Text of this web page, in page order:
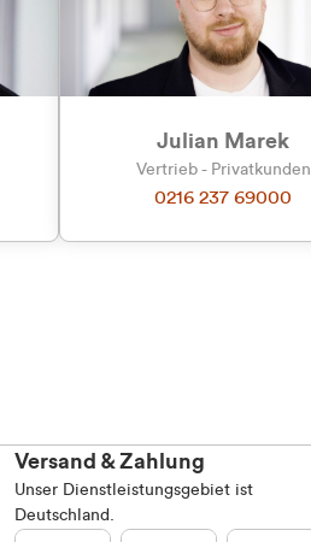
Julian Marek
Vertrieb - Privatkunden
0216 237 69000
Versand & Zahlung
Unser Dienstleistungsgebiet ist
Deutschland.